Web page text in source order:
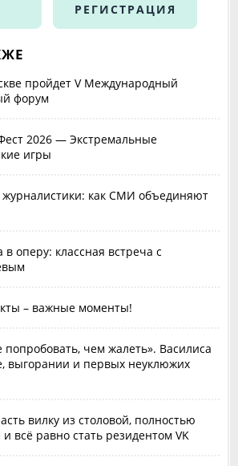
РЕГИСТРАЦИЯ
пройдет V Международный
форум
2026 — Экстремальные
игры
журналистики: как СМИ объединяют
в оперу: классная встреча с
– важные моменты!
чем жалеть». Василиса
выгорании и первых неуклюжих
вилку из столовой, полностью
всё равно стать резидентом VK